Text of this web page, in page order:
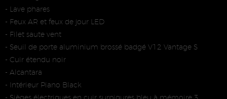
- Lave phares
- Feux AR et feux de jour LED
- Filet saute vent
- Seuil de porte aluminium brossé badgé V12 Vantage S
- Cuir étendu noir
- Alcantara
- Intérieur Piano Black